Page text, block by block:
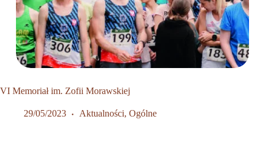
VI Memoriał im. Zofii Morawskiej
29/05/2023 Aktualności, Ogólne